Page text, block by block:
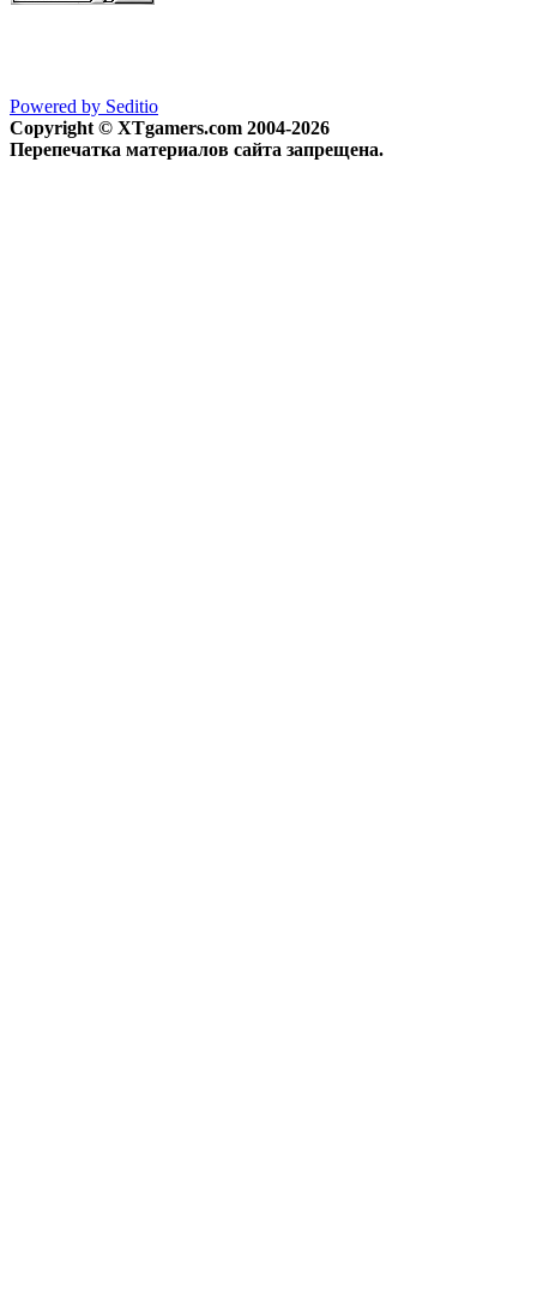
Powered by Seditio
Copyright © XTgamers.com 2004-2026
Перепечатка материалов сайта запрещена.